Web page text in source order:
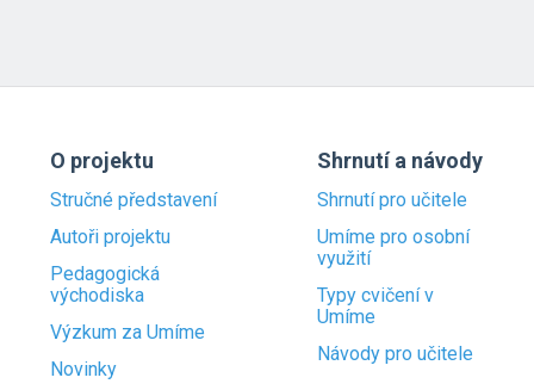
O projektu
Stručné představení
Autoři projektu
Pedagogická
východiska
Výzkum za Umíme
Novinky
Shrnutí a návody
Shrnutí pro učitele
Umíme pro osobní
využití
Typy cvičení v
Umíme
Návody pro učitele